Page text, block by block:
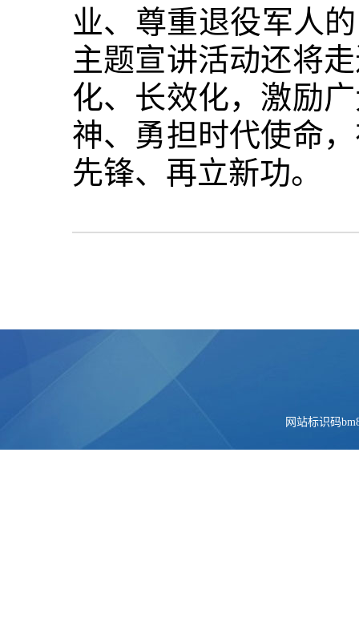
业、尊重退役军人
主题宣讲活动还将
化、长效化，激励
神、勇担时代使命
先锋、再立新功。
网站标识码